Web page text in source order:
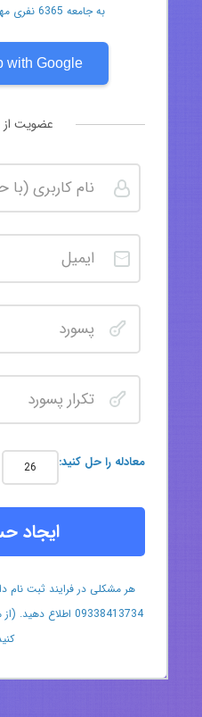
به جامعه 6365 نفری مهندسین سایت بپیوندید
with Google
عضویت از
:معادله را حل کنید
ایجاد
هر مشکلی در فرایند ثبت نام
09338413734 اطلاع